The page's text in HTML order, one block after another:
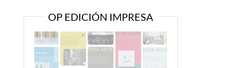
OP EDICIÓN IMPRESA